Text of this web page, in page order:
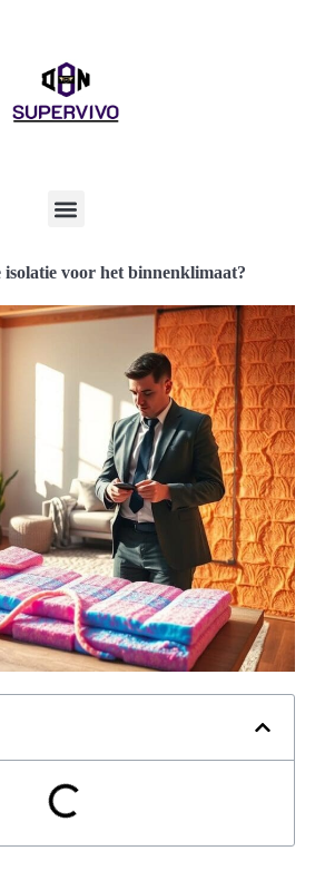
isolatie voor het binnenklimaat?